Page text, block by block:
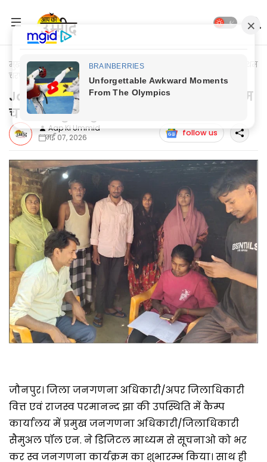
मुख्यपृष्ठ Jaunpur News
Jaunpur News: जनगणना प्रक्रिया के प्रथम
चरण का हुआ शुभारम्भ
Jaunpur News: जनगणना प्रक्रिया के प्रथम
चरण का हुआ शुभारम्भ
Aap Ki Ummid
मई 07, 2026
follow us
जौनपुर। जिला जनगणना अधिकारी/अपर जिलाधिकारी
वित्त एवं राजस्व परमानन्द झा की उपस्थिति में कैम्प
कार्यालय में प्रमुख जनगणना अधिकारी/जिलाधिकारी
सैमुअल पॉल एन. ने डिजिटल माध्यम से सूचनाओ को भर
कर स्व जनगणना कार्यक्रम का शुभारम्भ किया। साथ ही